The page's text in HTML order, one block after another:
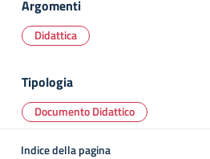
Argomenti
Didattica
Tipologia
Documento Didattico
Indice della pagina